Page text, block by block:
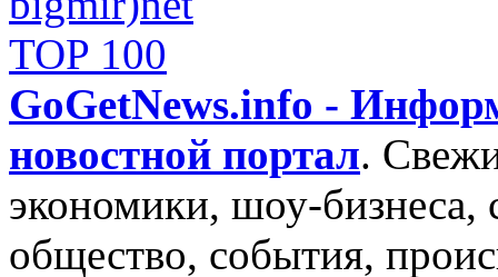
GoGetNews.info -
новостной портал.
экономики, шоу-бизнеса,
общество, события,